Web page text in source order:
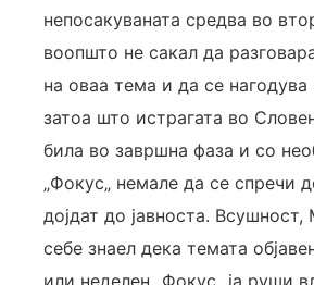
непосакуваната средва во
воопшто не сакал да
на оваа тема и да се нагодува
затоа што истрагата во
била во завршна фаза и со
„Фокус„ немале да се спречи
дојдат до јавноста.
себе знаел дека темата